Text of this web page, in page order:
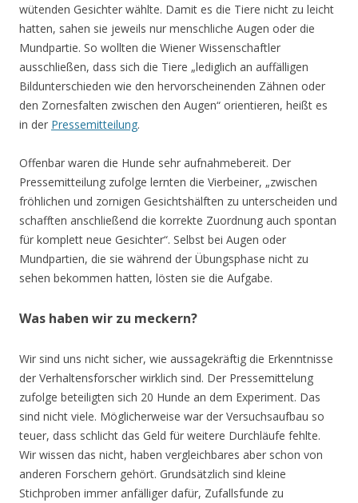
wütenden Gesichter wählte. Damit es die Tiere nicht zu leicht
hatten, sahen sie jeweils nur menschliche Augen oder die
Mundpartie. So wollten die Wiener Wissenschaftler
ausschließen, dass sich die Tiere „lediglich an auffälligen
Bildunterschieden wie den hervorscheinenden Zähnen oder
den Zornesfalten zwischen den Augen“ orientieren, heißt es
in der Pressemitteilung.
Offenbar waren die Hunde sehr aufnahmebereit. Der
Pressemitteilung zufolge lernten die Vierbeiner, „zwischen
fröhlichen und zornigen Gesichtshälften zu unterscheiden und
schafften anschließend die korrekte Zuordnung auch spontan
für komplett neue Gesichter“. Selbst bei Augen oder
Mundpartien, die sie während der Übungsphase nicht zu
sehen bekommen hatten, lösten sie die Aufgabe.
Was haben wir zu meckern?
Wir sind uns nicht sicher, wie aussagekräftig die Erkenntnisse
der Verhaltensforscher wirklich sind. Der Pressemittelung
zufolge beteiligten sich 20 Hunde an dem Experiment. Das
sind nicht viele. Möglicherweise war der Versuchsaufbau so
teuer, dass schlicht das Geld für weitere Durchläufe fehlte.
Wir wissen das nicht, haben vergleichbares aber schon von
anderen Forschern gehört. Grundsätzlich sind kleine
Stichproben immer anfälliger dafür, Zufallsfunde zu